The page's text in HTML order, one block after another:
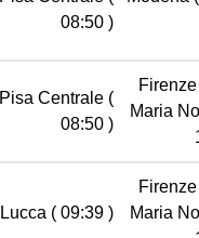
08:50 )
Pisa Centrale (
08:50 )
Maria
Lucca ( 09:39 )
Maria